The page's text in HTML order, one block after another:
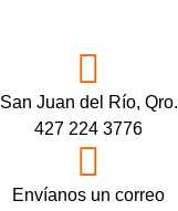
San Juan del Río, Qro.
427 224 3776
Envíanos un correo